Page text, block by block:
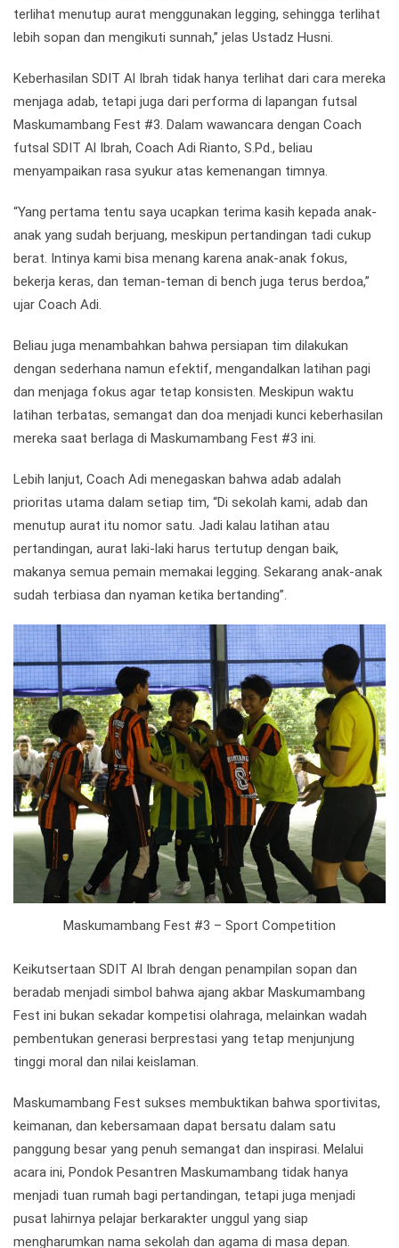
terlihat menutup aurat menggunakan legging, sehingga terlihat
lebih sopan dan mengikuti sunnah,” jelas Ustadz Husni.
Keberhasilan SDIT Al Ibrah tidak hanya terlihat dari cara mereka
menjaga adab, tetapi juga dari performa di lapangan futsal
Maskumambang Fest #3. Dalam wawancara dengan Coach
futsal SDIT Al Ibrah, Coach Adi Rianto, S.Pd., beliau
menyampaikan rasa syukur atas kemenangan timnya.
“Yang pertama tentu saya ucapkan terima kasih kepada anak-
anak yang sudah berjuang, meskipun pertandingan tadi cukup
berat. Intinya kami bisa menang karena anak-anak fokus,
bekerja keras, dan teman-teman di bench juga terus berdoa,”
ujar Coach Adi.
Beliau juga menambahkan bahwa persiapan tim dilakukan
dengan sederhana namun efektif, mengandalkan latihan pagi
dan menjaga fokus agar tetap konsisten. Meskipun waktu
latihan terbatas, semangat dan doa menjadi kunci keberhasilan
mereka saat berlaga di Maskumambang Fest #3 ini.
Lebih lanjut, Coach Adi menegaskan bahwa adab adalah
prioritas utama dalam setiap tim, “Di sekolah kami, adab dan
menutup aurat itu nomor satu. Jadi kalau latihan atau
pertandingan, aurat laki-laki harus tertutup dengan baik,
makanya semua pemain memakai legging. Sekarang anak-anak
sudah terbiasa dan nyaman ketika bertanding”.
Maskumambang Fest #3 – Sport Competition
Keikutsertaan SDIT Al Ibrah dengan penampilan sopan dan
beradab menjadi simbol bahwa ajang akbar Maskumambang
Fest ini bukan sekadar kompetisi olahraga, melainkan wadah
pembentukan generasi berprestasi yang tetap menjunjung
tinggi moral dan nilai keislaman.
Maskumambang Fest sukses membuktikan bahwa sportivitas,
keimanan, dan kebersamaan dapat bersatu dalam satu
panggung besar yang penuh semangat dan inspirasi. Melalui
acara ini, Pondok Pesantren Maskumambang tidak hanya
menjadi tuan rumah bagi pertandingan, tetapi juga menjadi
pusat lahirnya pelajar berkarakter unggul yang siap
mengharumkan nama sekolah dan agama di masa depan.